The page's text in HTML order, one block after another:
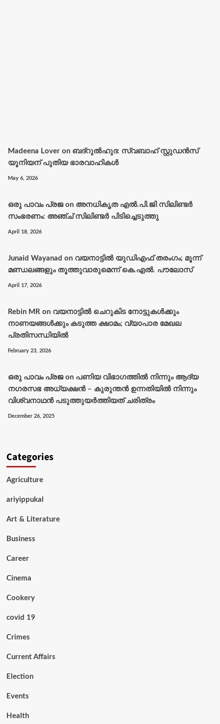
Madeena Loveron ബദ്റുൽഹുദ: സ്വബാഹ് സ്റ്റുഡൻസ്
യൂനിയന് പുതിയ ഭാരവാഹികൾ
May 6, 2026
ഒരു പാവം പ്രജon അനധികൃത എൽ.പി.ജി സിലിണ്ടർ
സംഭരണം: അഞ്ച് സിലിണ്ടർ പിടിച്ചെടുത്തു
April 18, 2026
Junaid Wayanad on വയനാട്ടില്‍ യുഡിഎഫ് തരംഗം; മൂന്ന്
മണ്ഡലങ്ങളും തൂത്തുവാരുമെന്ന് കെ.എല്‍. പൗലോസ്
April 17, 2026
Rebin MRon വയനാട്ടിൽ ചെറുകിട നോട്ടുകൾക്കും
നാണയങ്ങൾക്കും കടുത്ത ക്ഷാമം; വ്യാപാര മേഖല
പ്രതിസന്ധിയിൽ
February 23, 2026
ഒരു പാവം പ്രജon പണിയ വിഭാഗത്തിൽ നിന്നും ആദ്യ
നഗരസഭ അധ്യക്ഷൻ – കുരുന്തൻ ഉന്നതിയിൽ നിന്നും
വിശ്വനാഥൻ പടുത്തുയർത്തിയത് ചരിത്രം
December 26, 2025
Categories
Agriculture
ariyippukal
Art & Literature
Business
Career
Cinema
Cookery
covid 19
Crimes
Current Affairs
Election
Events
Health